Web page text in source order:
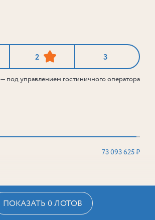
2 3
— под управлением гостиничного оператора
73 093 625 ₽
ПОКАЗАТЬ 0 ЛОТОВ